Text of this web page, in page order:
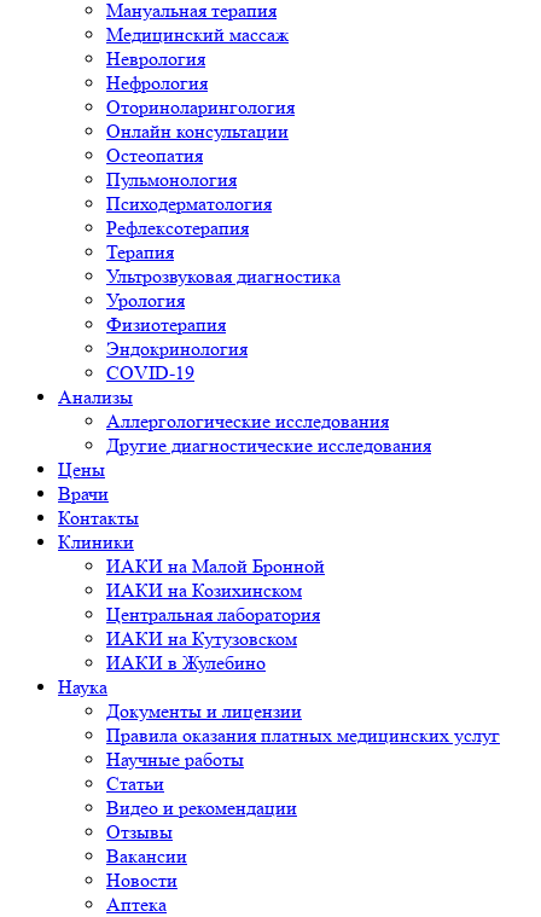
Мануальная терапия
Медицинский массаж
Неврология
Нефрология
Оториноларингология
Онлайн консультации
Остеопатия
Пульмонология
Психодерматология
Рефлексотерапия
Терапия
Ультрозвуковая диагностика
Урология
Физиотерапия
Эндокринология
COVID-19
Анализы
Аллергологические исследования
Другие диагностические исследования
Цены
Врачи
Контакты
Клиники
ИАКИ на Малой Бронной
ИАКИ на Козихинском
Центральная лаборатория
ИАКИ на Кутузовском
ИАКИ в Жулебино
Наука
Документы и лицензии
Правила оказания платных медицинских услуг
Научные работы
Статьи
Видео и рекомендации
Отзывы
Вакансии
Новости
Аптека